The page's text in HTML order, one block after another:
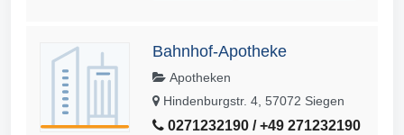
Bahnhof-Apotheke
Apotheken
Hindenburgstr. 4, 57072 Siegen
0271232190 / +49 271232190